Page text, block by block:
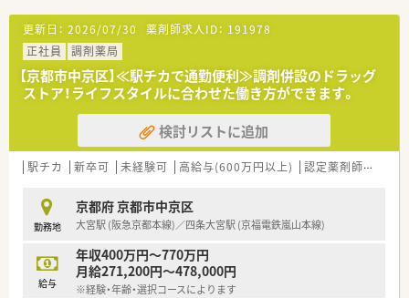
更新日： 2026/07/30 薬剤師求人ID： 191978
正社員
調剤薬局
【京都市中京区】≪駅チカで通勤便利≫調剤併設のドラッグ
ストア！ライフスタイルに合わせた働き方ができます。
検討リストに追加
駅チカ 新卒可 未経験可 高給与(600万円以上) 認定薬剤師取得支援あり
勤務地
京都府 京都市中京区
大宮駅 (阪急京都本線)／四条大宮駅 (京福電鉄嵐山本線)
給与
年収400万円～770万円
月給271,200円～478,000円
※経験・年齢・選択コースによります